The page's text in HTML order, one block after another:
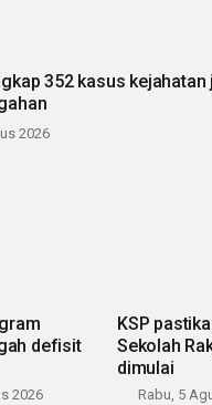
352 kasus kejahatan
2026
defisit
2026
KSP
Sekolah
dimulai
Rabu, 5